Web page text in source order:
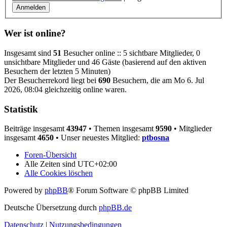
Wer ist online?
Insgesamt sind 51 Besucher online :: 5 sichtbare Mitglieder, 0
unsichtbare Mitglieder und 46 Gäste (basierend auf den aktiven
Besuchern der letzten 5 Minuten)
Der Besucherrekord liegt bei 690 Besuchern, die am Mo 6. Jul
2026, 08:04 gleichzeitig online waren.
Statistik
Beiträge insgesamt 43947 • Themen insgesamt 9590 • Mitglieder
insgesamt 4650 • Unser neuestes Mitglied: ptbosna
Foren-Übersicht
Alle Zeiten sind UTC+02:00
Alle Cookies löschen
Powered by phpBB® Forum Software © phpBB Limited
Deutsche Übersetzung durch phpBB.de
Datenschutz | Nutzungsbedingungen